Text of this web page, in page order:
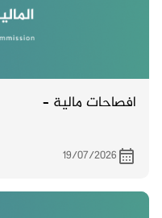
افصاحات مالية –
19/07/2026